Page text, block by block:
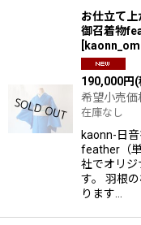
お仕立て
御召着物
190,000円(
希望小売価
在庫なし
kaonn-日
feather（
社でオリジ
す。 羽根
ります…